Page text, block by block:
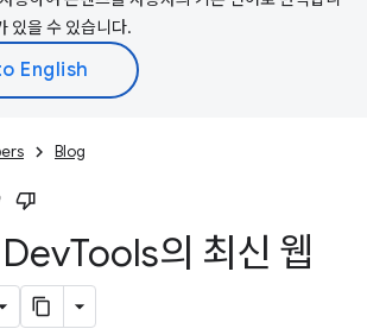
있을 수 있습니다.
Blog
Tools의 최신 웹